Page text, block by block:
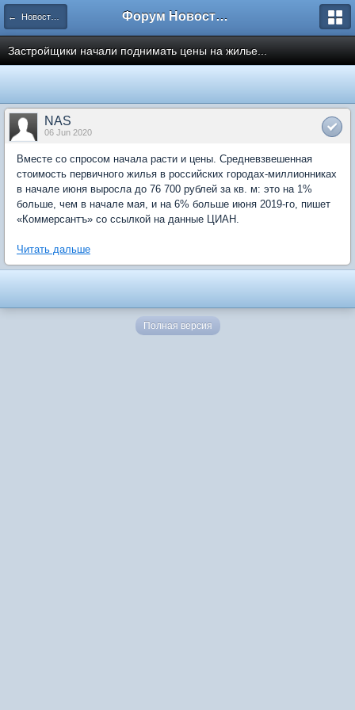
← Новости рынка недвижимости Форум Новостройки
Застройщики начали поднимать цены на жилье...
NAS
06 Jun 2020
Вместе со спросом начала расти и цены. Средневзвешенная
стоимость первичного жилья в российских городах-миллионниках
в начале июня выросла до 76 700 рублей за кв. м: это на 1%
больше, чем в начале мая, и на 6% больше июня 2019-го, пишет
«Коммерсантъ» со ссылкой на данные ЦИАН.
Читать дальше
Полная версия